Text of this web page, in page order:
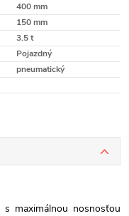
400 mm
150 mm
3.5 t
Pojazdný
pneumatický
s maximálnou nosnosťou